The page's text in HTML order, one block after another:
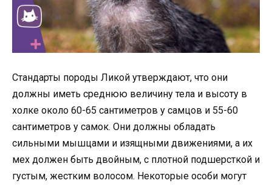
Стандарты породы Ликой утверждают, что они
должны иметь среднюю величину тела и высоту в
холке около 60-65 сантиметров у самцов и 55-60
сантиметров у самок. Они должны обладать
сильными мышцами и изящными движениями, а их
мех должен быть двойным, с плотной подшерсткой и
густым, жестким волосом. Некоторые особи могут